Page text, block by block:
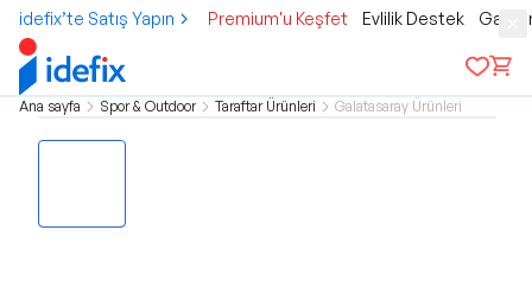
idefix’te Satış Yapın Premium'u Keşfet Evlilik Destek
Ana sayfa Spor & Outdoor Taraftar Ürünleri Galatasaray Ürünleri